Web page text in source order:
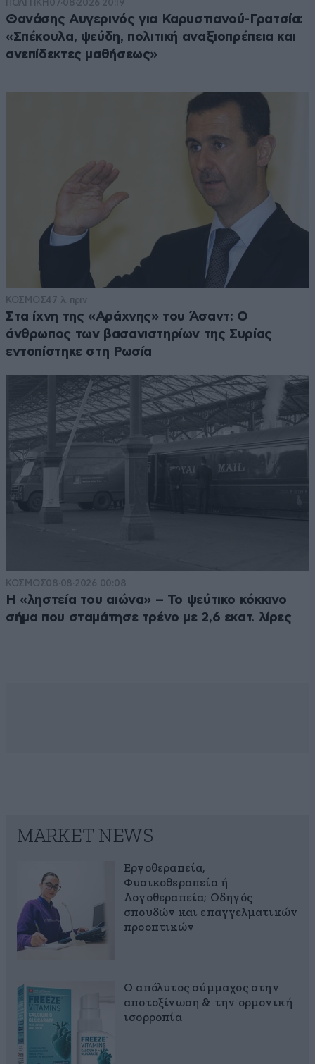
ΠΟΛΙΤΙΚΗ 07·08·2026 20:19
Θανάσης Αυγερινός για Καρυστιανού-Γρατσία:
«Σπέκουλα, ψεύδη, πολιτική αναξιοπρέπεια και
ανεπίδεκτες μαθήσεως»
ΚΟΣΜΟΣ47 λ. πριν
Στα ίχνη της «Αράχνης» του Άσαντ: Ο
άνθρωπος των βασανιστηρίων της Συρίας
εντοπίστηκε στη Ρωσία
ΚΟΣΜΟΣ08·08·2026 00:08
Η «ληστεία του αιώνα» – Το ψεύτικο κόκκινο
σήμα που σταμάτησε τρένο με 2,6 εκατ. λίρες
MARKET NEWS
Εργοθεραπεία,
Φυσικοθεραπεία ή
Λογοθεραπεία; Οδηγός
σπουδών και επαγγελματικών
προοπτικών
Ο απόλυτος σύμμαχος στην
αποτοξίνωση & την ορμονική
ισορροπία